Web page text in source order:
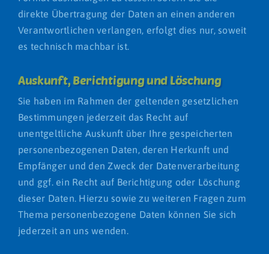
direkte Übertragung der Daten an einen anderen
Verantwortlichen verlangen, erfolgt dies nur, soweit
es technisch machbar ist.
Auskunft, Berichtigung und Löschung
Sie haben im Rahmen der geltenden gesetzlichen
Bestimmungen jederzeit das Recht auf
unentgeltliche Auskunft über Ihre gespeicherten
personenbezogenen Daten, deren Herkunft und
Empfänger und den Zweck der Datenverarbeitung
und ggf. ein Recht auf Berichtigung oder Löschung
dieser Daten. Hierzu sowie zu weiteren Fragen zum
Thema personenbezogene Daten können Sie sich
jederzeit an uns wenden.